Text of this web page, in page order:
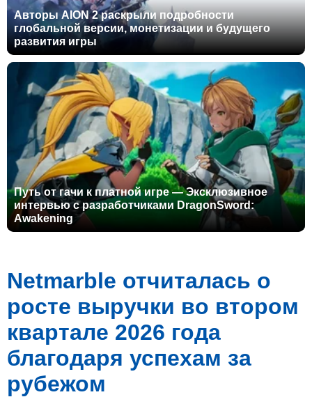
Авторы AION 2 раскрыли подробности
глобальной версии, монетизации и будущего
развития игры
Путь от гачи к платной игре — Эксклюзивное
интервью с разработчиками DragonSword:
Awakening
Netmarble отчиталась о
росте выручки во втором
квартале 2026 года
благодаря успехам за
рубежом